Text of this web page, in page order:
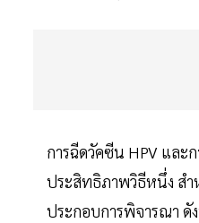
การฉีดวัคซีน HPV และ
ประสิทธิภาพวิธีหนึ่ง สำ
ประกอบการพิจารณา ดั